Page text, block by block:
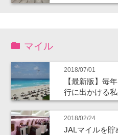
マイル
2018/07/01
【最新版】毎
行に出かける
2018/02/24
JALマイルを貯